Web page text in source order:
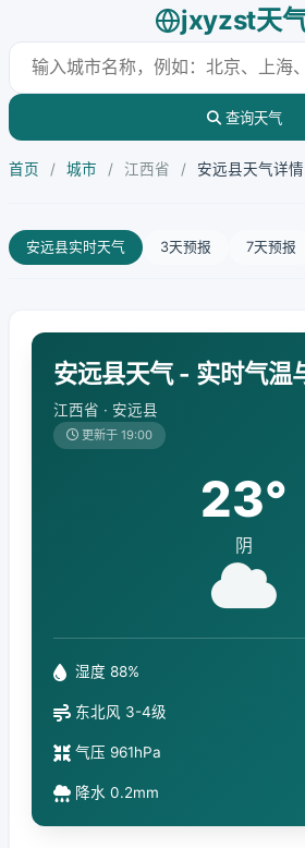
jxyzst天
查询天气
首页 / 城市 / 江西省 / 安远县天气详情
安远县实时天气 3天预报 7天预报
安远县天气 - 实时气温
江西省 · 安远县
更新于 19:00
23°
阴
湿度 88%
东北风 3-4级
气压 961hPa
降水 0.2mm